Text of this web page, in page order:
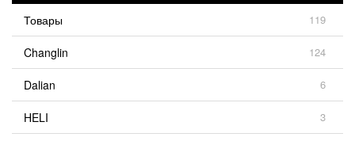
Товары
119
Changlin 124
Dalian 6
HELI 3